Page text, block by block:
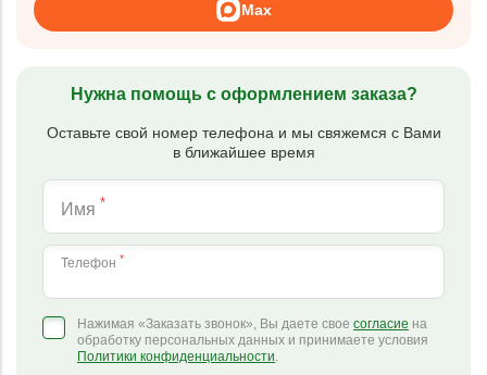
Max
Нужна помощь с оформлением заказа?
Оставьте свой номер телефона и мы свяжемся с Вами
в ближайшее время
Имя *
Телефон *
Нажимая «Заказать звонок», Вы даете свое согласие на
обработку персональных данных и принимаете условия
Политики конфиденциальности.